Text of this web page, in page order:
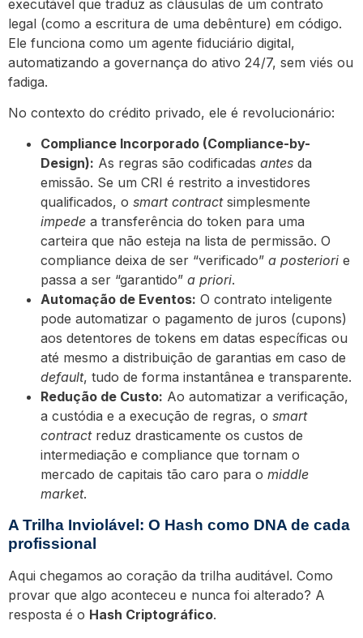
executável que traduz as cláusulas de um contrato
legal (como a escritura de uma debênture) em código.
Ele funciona como um agente fiduciário digital,
automatizando a governança do ativo 24/7, sem viés ou
fadiga.
No contexto do crédito privado, ele é revolucionário:
Compliance Incorporado (Compliance-by-
Design): As regras são codificadas antes da
emissão. Se um CRI é restrito a investidores
qualificados, o smart contractsimplesmente
impede a transferência do token para uma
carteira que não esteja na lista de permissão. O
compliance deixa de ser “verificado” a posteriori e
passa a ser “garantido” a priori.
Automação de Eventos: O contrato inteligente
pode automatizar o pagamento de juros (cupons)
aos detentores de tokens em datas específicas ou
até mesmo a distribuição de garantias em caso de
default, tudo de forma instantânea e transparente.
Redução de Custo: Ao automatizar a verificação,
a custódia e a execução de regras, o smart
contractreduz drasticamente os custos de
intermediação e compliance que tornam o
mercado de capitais tão caro para o middle
market.
A Trilha Inviolável: O Hash como DNA de cada
profissional
Aqui chegamos ao coração da trilha auditável. Como
provar que algo aconteceu e nunca foi alterado? A
resposta é o Hash Criptográfico.